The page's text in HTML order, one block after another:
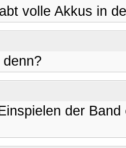
volle Akkus in
der